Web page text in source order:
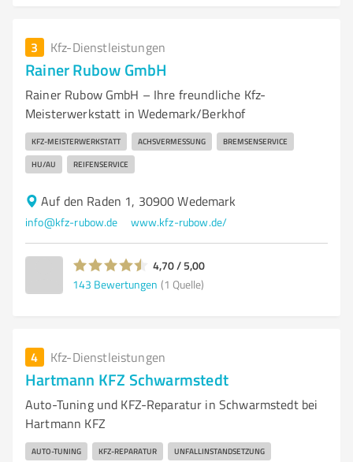
3 Kfz-Dienstleistungen
Rainer Rubow GmbH
Rainer Rubow GmbH – Ihre freundliche Kfz-
Meisterwerkstatt in Wedemark/Berkhof
KFZ-MEISTERWERKSTATT ACHSVERMESSUNG BREMSENSERVICE
HU/AU REIFENSERVICE
Auf den Raden 1, 30900 Wedemark
info@kfz-rubow.de www.kfz-rubow.de/
4,70 / 5,00
143 Bewertungen (1 Quelle)
4 Kfz-Dienstleistungen
Hartmann KFZ Schwarmstedt
Auto-Tuning und KFZ-Reparatur in Schwarmstedt bei
Hartmann KFZ
AUTO-TUNING KFZ-REPARATUR UNFALLINSTANDSETZUNG